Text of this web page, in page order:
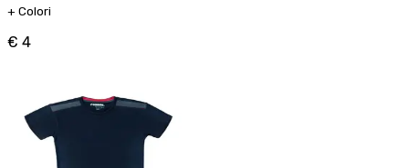
+ Colori
€ 4